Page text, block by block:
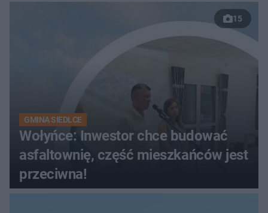
15
GMINA SIEDLCE
Wołyńce: Inwestor chce budować
asfaltownię, część mieszkańców jest
przeciwna!